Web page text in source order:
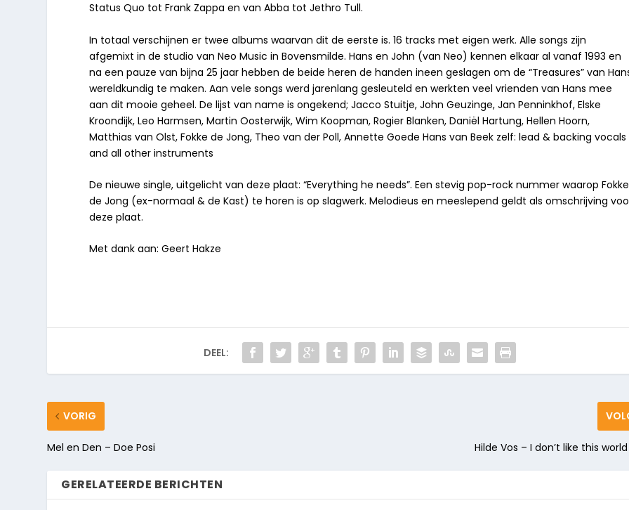
Status Quo tot Frank Zappa en van Abba tot Jethro Tull.
In totaal verschijnen er twee albums waarvan dit de eerste is. 16 tracks met eigen werk. Alle songs zijn
afgemixt in de studio van Neo Music in Bovensmilde. Hans en John (van Neo) kennen elkaar al vanaf 1993 en
na een pauze van bijna 25 jaar hebben de beide heren de handen ineen geslagen om de “Treasures” van
wereldkundig te maken. Aan vele songs werd jarenlang gesleuteld en werkten veel vrienden van Hans mee
aan dit mooie geheel. De lijst van name is ongekend; Jacco Stuitje, John Geuzinge, Jan Penninkhof, Elske
Kroondijk, Leo Harmsen, Martin Oosterwijk, Wim Koopman, Rogier Blanken, Daniël Hartung, Hellen Hoorn,
Matthias van Olst, Fokke de Jong, Theo van der Poll, Annette Goede Hans van Beek zelf: lead & backing vocals
and all other instruments
De nieuwe single, uitgelicht van deze plaat: “Everything he needs”. Een stevig pop-rock nummer waarop Fokke
de Jong (ex-normaal & de Kast) te horen is op slagwerk. Melodieus en meeslepend geldt als omschrijving
deze plaat.
Met dank aan: Geert Hakze
DEEL:
VORIG
Mel en Den – Doe Posi Hilde Vos – I don’t like this
GERELATEERDE BERICHTEN